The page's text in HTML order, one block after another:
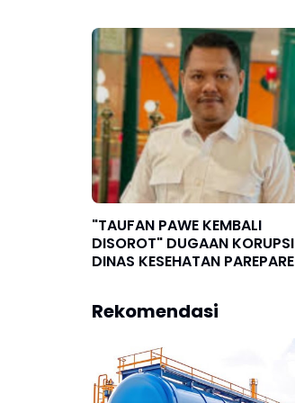
"TAUFAN PAWE KEMBALI
DISOROT" DUGAAN KORUPSI
DINAS KESEHATAN PAREPARE
Rekomendasi